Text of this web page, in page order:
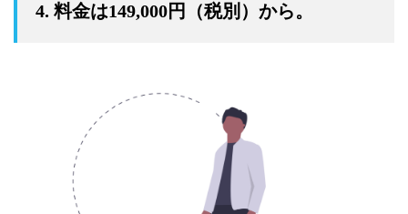
4. 料金は149,000円（税別）から。